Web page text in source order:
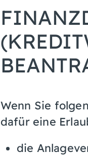
Wenn Sie
dafür eine
die